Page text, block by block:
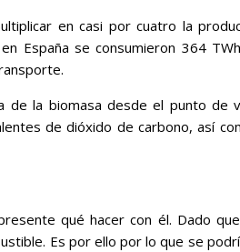
en casi por cuatro la
España se consumieron 364
de la biomasa desde el punto
de dióxido de carbono, así
qué hacer con él. Dado
Es por ello por lo que se